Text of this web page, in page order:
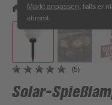
Markt anpassen , falls er
stimmt.
/ Wohnen & Haushalt /
(5)
Solar-